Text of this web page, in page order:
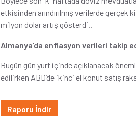
etkisinden arındırılmış verilerde
milyon dolar artış gösterdi..
Almanya’da enflasyon verileri takip
Bugün gün yurt içinde açıklanacak
edilirken ABD’de ikinci el konut satış
Raporu İndir